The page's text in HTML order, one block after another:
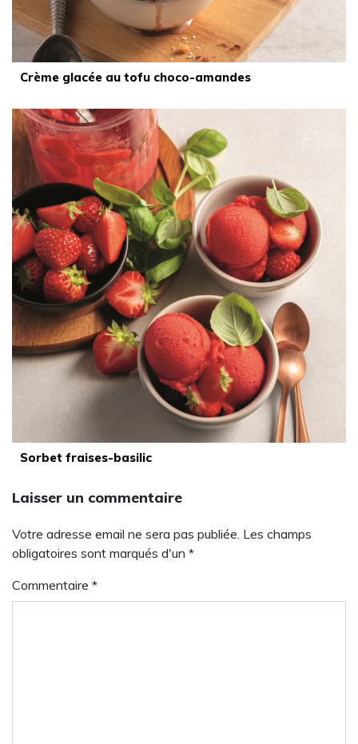
Crème glacée au tofu choco-amandes
Sorbet fraises-basilic
Laisser un commentaire
Votre adresse email ne sera pas publiée. Les champs
obligatoires sont marqués d'un *
Commentaire *